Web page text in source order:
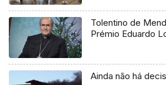
Tolentino de
Prémio Eduardo
Ainda não há